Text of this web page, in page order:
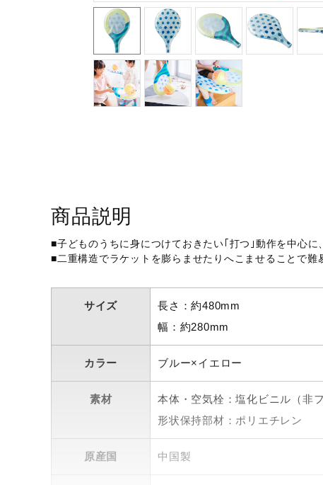
ウィンタースポーツ
ウォーキングシューズ
ライフスタイルグッズ
健康／エクササイズ
ジュニア／キッズ
その他
商品説明
■子どものうちに身につけておきたい｢打つ｣動作を中心に
■二重構造でラケットを膨らませたりへこませることで難
サイズ
長さ：約480mm
幅：約280mm
カラー ブルー×イエロー
素材
本体・空気栓：塩化ビニル（非フ
形状保持部材：ポリエチレン
原産国 中国製